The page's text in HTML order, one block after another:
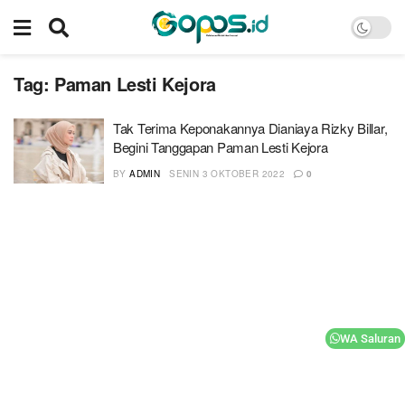
Tag: Paman Lesti Kejora
Tak Terima Keponakannya Dianiaya Rizky Billar,
Begini Tanggapan Paman Lesti Kejora
BY ADMIN SENIN 3 OKTOBER 2022 0
WA Saluran